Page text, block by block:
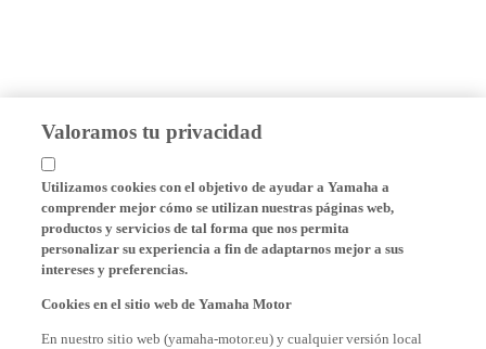
Valoramos tu privacidad
Utilizamos cookies con el objetivo de ayudar a Yamaha a
comprender mejor cómo se utilizan nuestras páginas web,
productos y servicios de tal forma que nos permita
personalizar su experiencia a fin de adaptarnos mejor a sus
intereses y preferencias.
Cookies en el sitio web de Yamaha Motor
En nuestro sitio web (yamaha-motor.eu) y cualquier versión local